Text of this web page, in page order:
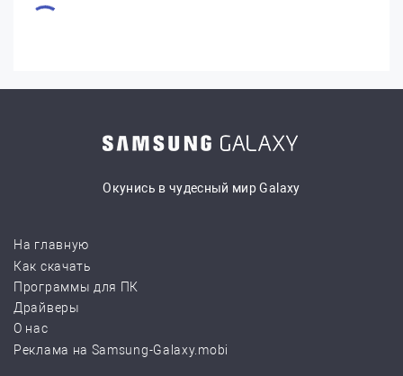
Окунись в чудесный мир Galaxy
На главную
Как скачать
Программы для ПК
Драйверы
О нас
Реклама на Samsung-Galaxy.mobi